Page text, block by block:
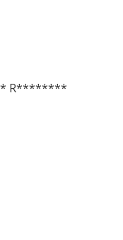
R********